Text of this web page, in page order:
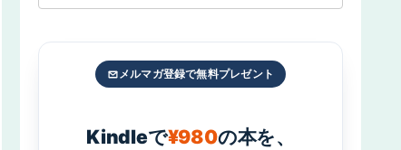
メルマガ登録で無料プレゼント
Kindleで¥980の本を、